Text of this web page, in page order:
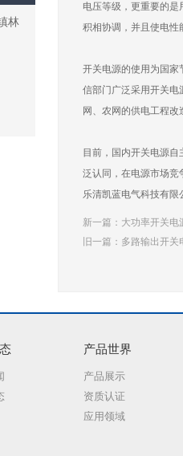
林
电压等级，更重要的
积相协调，并且使电性
开关电源的使用为国家
信部门广泛采用开关电
网、农网的供电工程
目前，国内开关电源
泛认同，在电源市场竞
乐清凯蓝电气科技有限
新一篇： 大功率开关电
旧一篇： 多路输出开关
产品世界
产品展示
资质认证
应用领域